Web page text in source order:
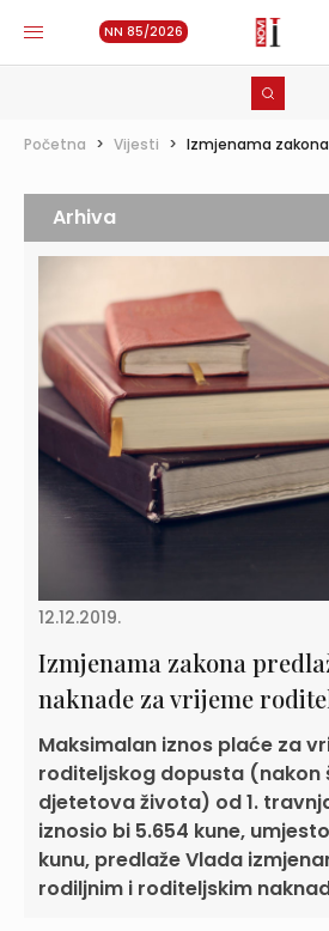
NN 85/2026
Početna > Vijesti > Izmjenama
12.12.2019.
Izmjenama zakona
naknade za vrijeme
Maksimalan iznos plaće za
roditeljskog dopusta (nakon
djetetova života) od 1.
iznosio bi 5.654 kune,
kunu, predlaže Vlada
rodiljnim i roditeljskim
Arhiva